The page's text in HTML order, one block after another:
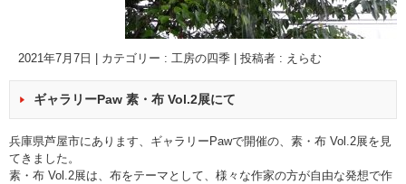
2021年7月7日 カテゴリー : 工房の四季 投稿者 : えらむ
ギャラリーPaw 素・布 Vol.2展にて
兵庫県芦屋市にあります、ギャラリーPawで開催の、素・布 Vol.2展を見
てきました。
素・布 Vol.2展は、布をテーマとして、様々な作家の方が自由な発想で作